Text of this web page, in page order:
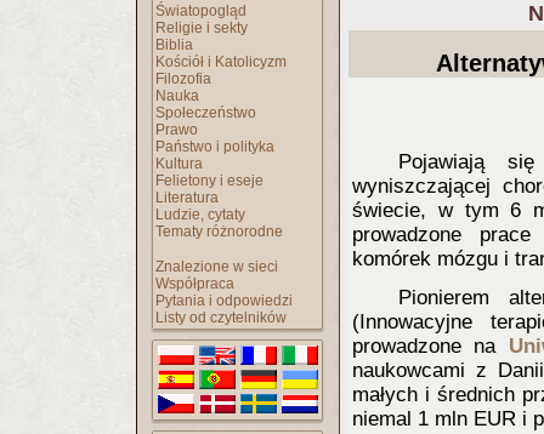
Światopogląd
Religie i sekty
Biblia
Kościół i Katolicyzm
Filozofia
Nauka
Społeczeństwo
Prawo
Państwo i polityka
Kultura
Felietony i eseje
Literatura
Ludzie, cytaty
Tematy różnorodne
Znalezione w sieci
Współpraca
Pytania i odpowiedzi
Listy od czytelników
Pojawiają się
wyniszczającej
świecie, w tym 6
prowadzone
komórek mózgu i
Pionierem
(Innowacyjne
prowadzone na
naukowcami z
małych i średnich
niemal 1 mln EUR i